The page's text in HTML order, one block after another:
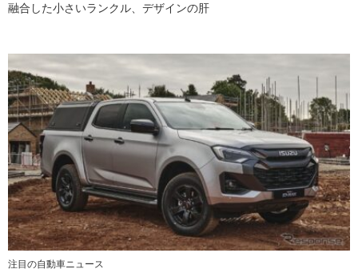
融合した小さいランクル、デザインの肝
注目の自動車ニュース